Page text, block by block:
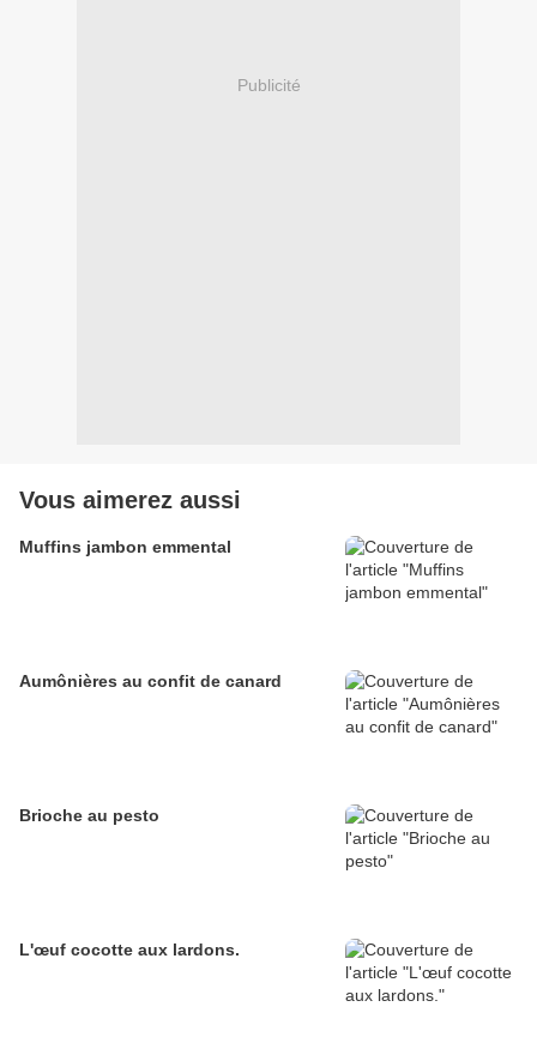
Publicité
Vous aimerez aussi
Muffins jambon emmental
Aumônières au confit de canard
Brioche au pesto
L'œuf cocotte aux lardons.